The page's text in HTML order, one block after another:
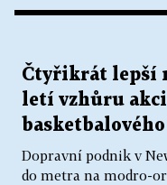
Čtyřikrát lepší
letí vzhůru
Dopravní podnik v
do metra na modro-